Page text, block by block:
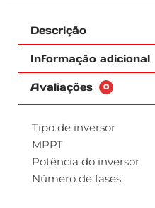
Descrição
Informação adicional
Avaliações 0
Tipo de inversor
MPPT
Potência do inversor
Número de fases